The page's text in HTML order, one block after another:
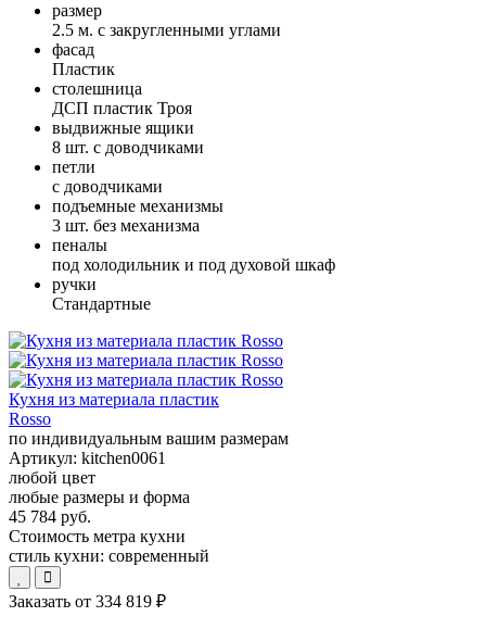
размер
2.5 м. с закругленными углами
фасад
Пластик
столешница
ДСП пластик Троя
выдвижные ящики
8 шт. с доводчиками
петли
с доводчиками
подъемные механизмы
3 шт. без механизма
пеналы
под холодильник и под духовой шкаф
ручки
Стандартные
Кухня из материала пластик
Rosso
по индивидуальным вашим размерам
Артикул: kitchen0061
любой цвет
любые размеры и форма
45 784 руб.
Стоимость метра кухни
стиль кухни: современный
Заказать от 334 819 ₽